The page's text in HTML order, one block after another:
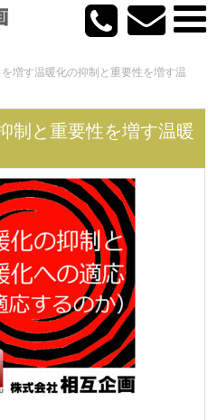
増す温暖化の抑制と重要性を増す温
制と重要性を増す温暖